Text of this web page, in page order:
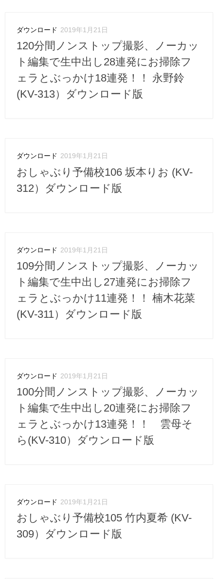
ダウンロード 2019年1月21日
120分間ノンストップ撮影、ノーカッ
ト編集で生中出し28連発にお掃除フ
ェラとぶっかけ18連発！！ 永野鈴
(KV-313）ダウンロード版
ダウンロード 2019年1月21日
おしゃぶり予備校106 坂本りお (KV-
312）ダウンロード版
ダウンロード 2019年1月21日
109分間ノンストップ撮影、ノーカッ
ト編集で生中出し27連発にお掃除フ
ェラとぶっかけ11連発！！ 楠木花菜
(KV-311）ダウンロード版
ダウンロード 2019年1月21日
100分間ノンストップ撮影、ノーカッ
ト編集で生中出し20連発にお掃除フ
ェラとぶっかけ13連発！！ 雲母そ
ら(KV-310）ダウンロード版
ダウンロード 2019年1月21日
おしゃぶり予備校105 竹内夏希 (KV-
309）ダウンロード版